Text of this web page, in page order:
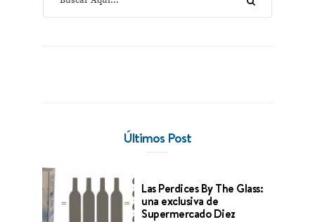
Últimos Post
Las Perdices By The Glass:
una exclusiva de
Supermercado Diez